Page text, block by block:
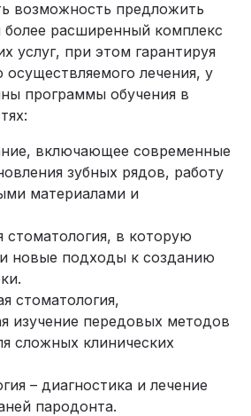
возможность предложить
расширенный комплекс
услуг, при этом гарантируя
осуществляемого лечения, у
программы обучения в
включающее современные
зубных рядов, работу
материалами и
стоматология, в которую
новые подходы к созданию
стоматология,
изучение передовых методов
сложных клинических
– диагностика и лечение
пародонта.